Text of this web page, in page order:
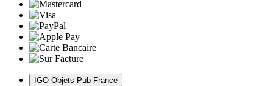
IGO Objets Pub France